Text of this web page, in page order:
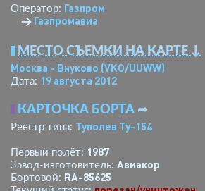
Оператор: Газпром
→ Газпромавиа
МЕСТО СЪЕМКИ НА КАРТЕ ↓
Москва - Внуково (VKO/UUWW)
Дата: 19 августа 2012
КАРТОЧКА БОРТА ➦
Реестр типа: Туполев Ту-154
Первый полёт: 1987
Завод-изготовитель: Авиакор
Бортовой: RA-85625